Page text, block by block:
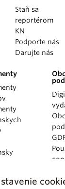
Staň sa
reportérom
KN
Podporte nás
Darujte nás